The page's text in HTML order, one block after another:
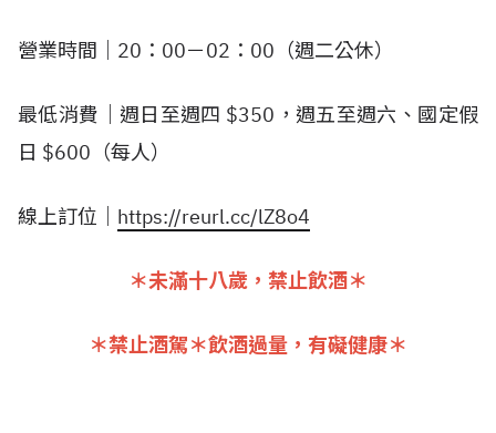
營業時間｜20：00－02：00（週二公休）
最低消費｜週日至週四 $350，週五至週六、國定假
日 $600（每人）
線上訂位｜ https://reurl.cc/lZ8o4
＊未滿十八歲，禁止飲酒＊
＊禁止酒駕＊飲酒過量，有礙健康＊